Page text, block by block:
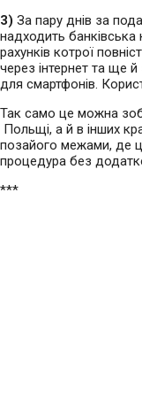
3) За пару днів за
надходить банківська
рахунків котрої
через інтернет та ще
для смартфонів.
Так само це можна
Польщі, а й в інших
позайого межами, де
процедура без
***